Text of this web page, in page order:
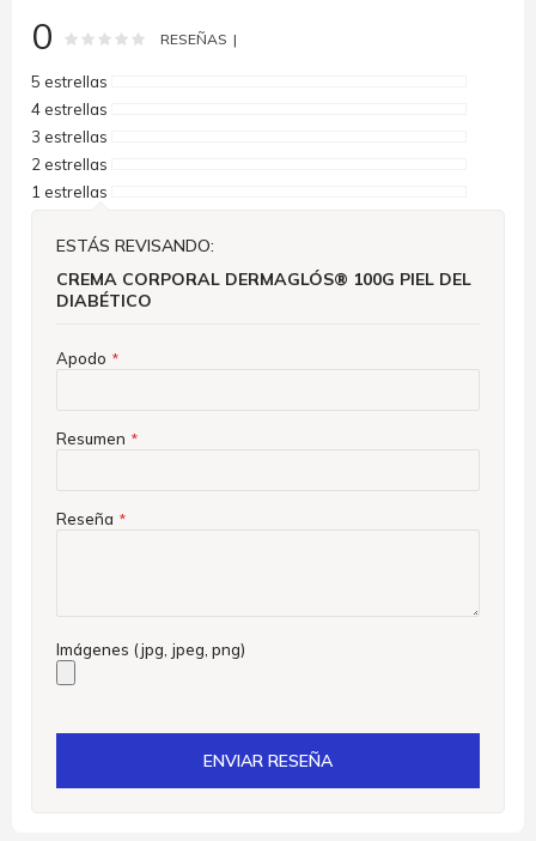
0 Rating: % of100
RESEÑAS
5 estrellas
4 estrellas
3 estrellas
2 estrellas
1 estrellas
ESTÁS REVISANDO:
CREMA CORPORAL DERMAGLÓS® 100G PIEL DEL
DIABÉTICO
Apodo
Resumen
Reseña
Imágenes (jpg, jpeg, png)
ENVIAR RESEÑA